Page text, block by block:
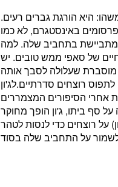
היא הורגת גברים רעים.
באינסטגרם, לא כמו
מתביישת בתחביב שלה. למה
של סאפי ממש טובים. יש
שעלולה לסבך אותה
רוצחים סדרתיים.לג'ון
אחרי הסיפורים המצמררים
סף ביתו, ג'ון הופך מחוקר
על רוצחים כדי לנסות לטהר